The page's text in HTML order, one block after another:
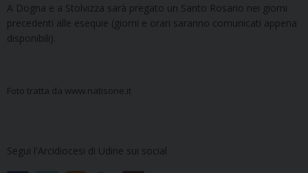
A Dogna e a Stolvizza sarà pregato un Santo Rosario nei giorni
precedenti alle esequie (giorni e orari saranno comunicati appena
disponibili).
Foto tratta da www.natisone.it
Segui l'Arcidiocesi di Udine sui social